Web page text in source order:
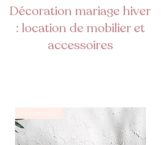
Décoration mariage hiver
: location de mobilier et
accessoires